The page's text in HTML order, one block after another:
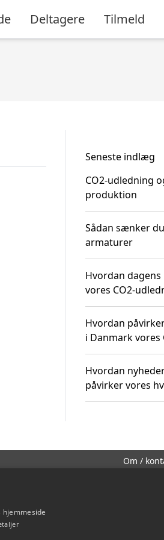
Deltagere Tilmeld
Seneste indlæg
CO2-udledning
produktion
Sådan sænker
armaturer
Hvordan
vores CO2-
Hvordan
i Danmark vores
Hvordan
påvirker vores
Om /